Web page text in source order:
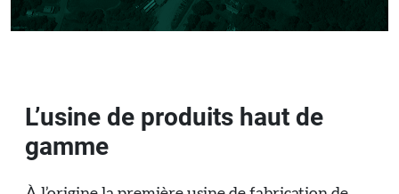
L’usine de produits haut de
gamme